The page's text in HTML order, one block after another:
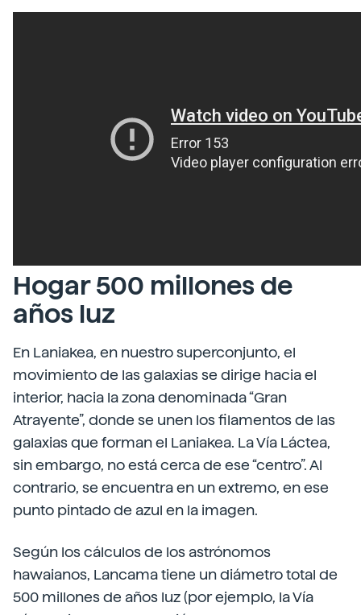
Hogar 500 millones de
años luz
En Laniakea, en nuestro superconjunto, el
movimiento de las galaxias se dirige hacia el
interior, hacia la zona denominada “Gran
Atrayente”, donde se unen los filamentos de las
galaxias que forman el Laniakea. La Vía Láctea,
sin embargo, no está cerca de ese “centro”. Al
contrario, se encuentra en un extremo, en ese
punto pintado de azul en la imagen.
Según los cálculos de los astrónomos
hawaianos, Lancama tiene un diámetro total de
500 millones de años luz (por ejemplo, la Vía